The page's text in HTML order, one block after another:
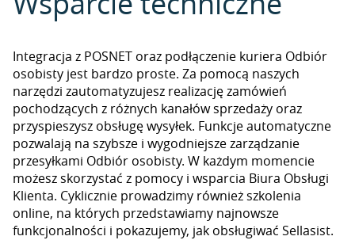
Integracja z POSNET oraz podłączenie kuriera Odbiór
osobisty jest bardzo proste. Za pomocą naszych
narzędzi zautomatyzujesz realizację zamówień
pochodzących z różnych kanałów sprzedaży oraz
przyspieszysz obsługę wysyłek. Funkcje automatyczne
pozwalają na szybsze i wygodniejsze zarządzanie
przesyłkami Odbiór osobisty. W każdym momencie
możesz skorzystać z pomocy i wsparcia Biura Obsługi
Klienta. Cyklicznie prowadzimy również szkolenia
online, na których przedstawiamy najnowsze
funkcjonalności i pokazujemy, jak obsługiwać Sellasist.